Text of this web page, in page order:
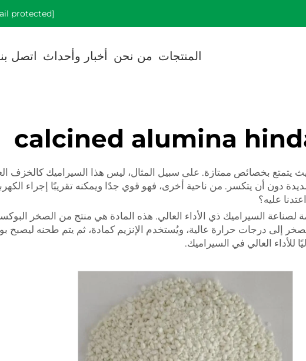
[email protected]
المنتجات من نحن أخبار وأحداث اتصل
calcined alumina
يتمتع بخصائص ممتازة. على سبيل المثال، ليس هذا السيراميك كالخزف
دون أن يتكسر. من ناحية أخرى، فهو قوي جدًا ويمكنه تقريبًا إجراء
عليه؟
لصناعة السيراميك ذي الأداء العالي. هذه المادة هي منتج من الصخر
إلى درجات حرارة عالية، ويُستخدم الإنزيم كمادة، ثم يتم طحنه ليصبح
للأداء العالي في السيراميك.